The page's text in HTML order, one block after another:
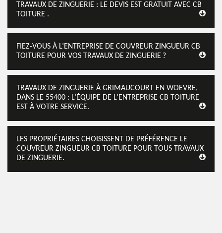
TRAVAUX DE ZINGUERIE : LE DEVIS EST GRATUIT AVEC CB
TOITURE .
FIEZ-VOUS À L’ENTREPRISE DE COUVREUR ZINGUEUR CB
TOITURE POUR VOS TRAVAUX DE ZINGUERIE ?
TRAVAUX DE ZINGUERIE À GRIMAUCOURT EN WOEVRE,
DANS LE 55400 : L’ÉQUIPE DE L’ENTREPRISE CB TOITURE
EST À VOTRE SERVICE.
LES PROPRIÉTAIRES CHOISISSENT DE PRÉFÉRENCE LE
COUVREUR ZINGUEUR CB TOITURE POUR TOUS TRAVAUX
DE ZINGUERIE.